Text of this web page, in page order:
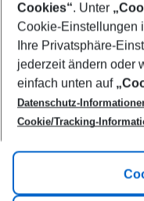
Footer
Footer navigation
Title A
Link A
Cookies“. Unter
Cookie-Einstellungen
Ihre Privatsphäre-
jederzeit ändern oder
einfach unten auf
Datenschutz-
Cookie/Tracking-